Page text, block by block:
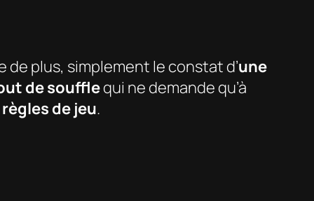
de plus, simplement le constat d’une
de soufflequi ne demande qu’à
de jeu.